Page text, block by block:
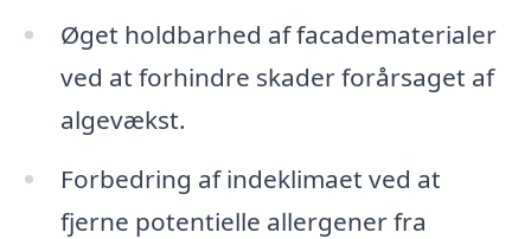
Øget holdbarhed af facadematerialer
ved at forhindre skader forårsaget af
algevækst.
Forbedring af indeklimaet ved at
fjerne potentielle allergener fra